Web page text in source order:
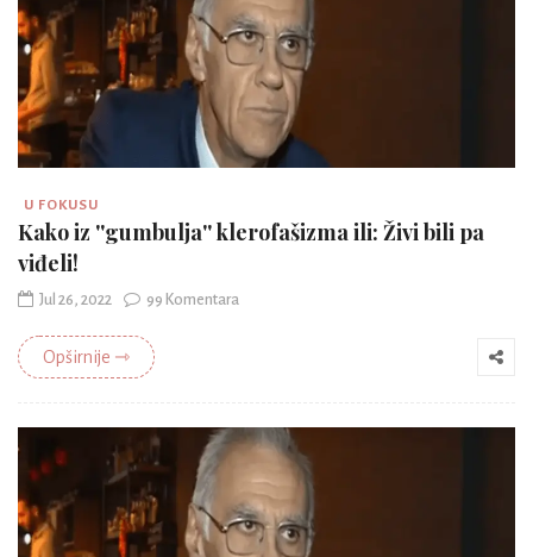
U FOKUSU
Kako iz ''gumbulja'' klerofašizma ili: Živi bili pa
viđeli!
Jul 26, 2022 99 Komentara
Opširnije ⇾